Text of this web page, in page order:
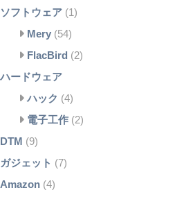
ソフトウェア(1)
Mery (54)
FlacBird (2)
ハードウェア
ハック (4)
電子工作 (2)
DTM (9)
ガジェット (7)
Amazon(4)